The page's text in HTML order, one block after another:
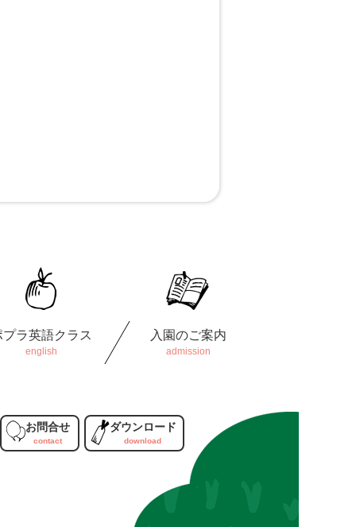
プラ英語クラス 入園のご案内
お問合せ ダウンロード